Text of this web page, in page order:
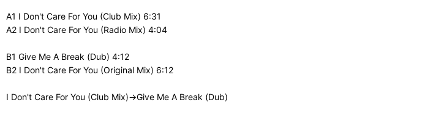
A1 I Don't Care For You (Club Mix) 6:31
A2 I Don't Care For You (Radio Mix) 4:04
B1 Give Me A Break (Dub) 4:12
B2 I Don't Care For You (Original Mix) 6:12
I Don't Care For You (Club Mix)→Give Me A Break (Dub)